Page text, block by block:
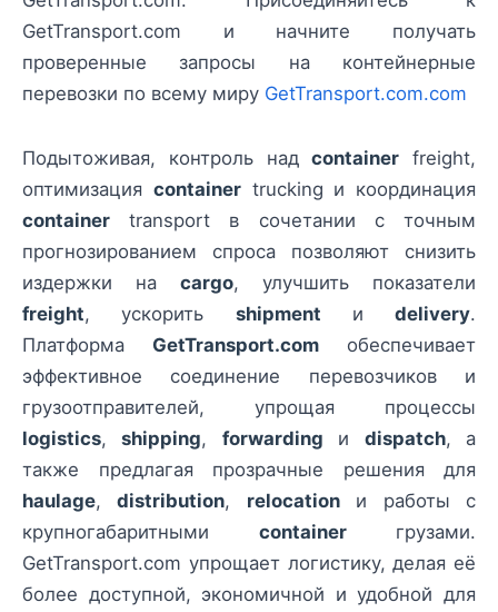
GetTransport.com и начните получать
проверенные запросы на контейнерные
перевозки по всему миру GetTransport.com.com
Подытоживая, контроль надcontainer freight,
оптимизация containertrucking и координация
container transport в сочетании с точным
прогнозированием спроса позволяют снизить
издержки на cargo, улучшить показатели
freight, ускорить shipment и delivery.
Платформа GetTransport.com обеспечивает
эффективное соединение перевозчиков и
грузоотправителей, упрощая процессы
logistics,shipping, forwarding и dispatch, а
также предлагая прозрачные решения для
haulage,distribution, relocationи работы с
крупногабаритными containerгрузами.
GetTransport.com упрощает логистику, делая её
более доступной, экономичной и удобной для